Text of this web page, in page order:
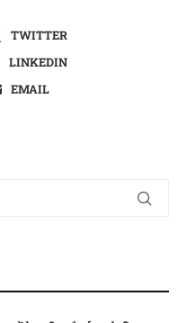
TWITTER
LINKEDIN
EMAIL